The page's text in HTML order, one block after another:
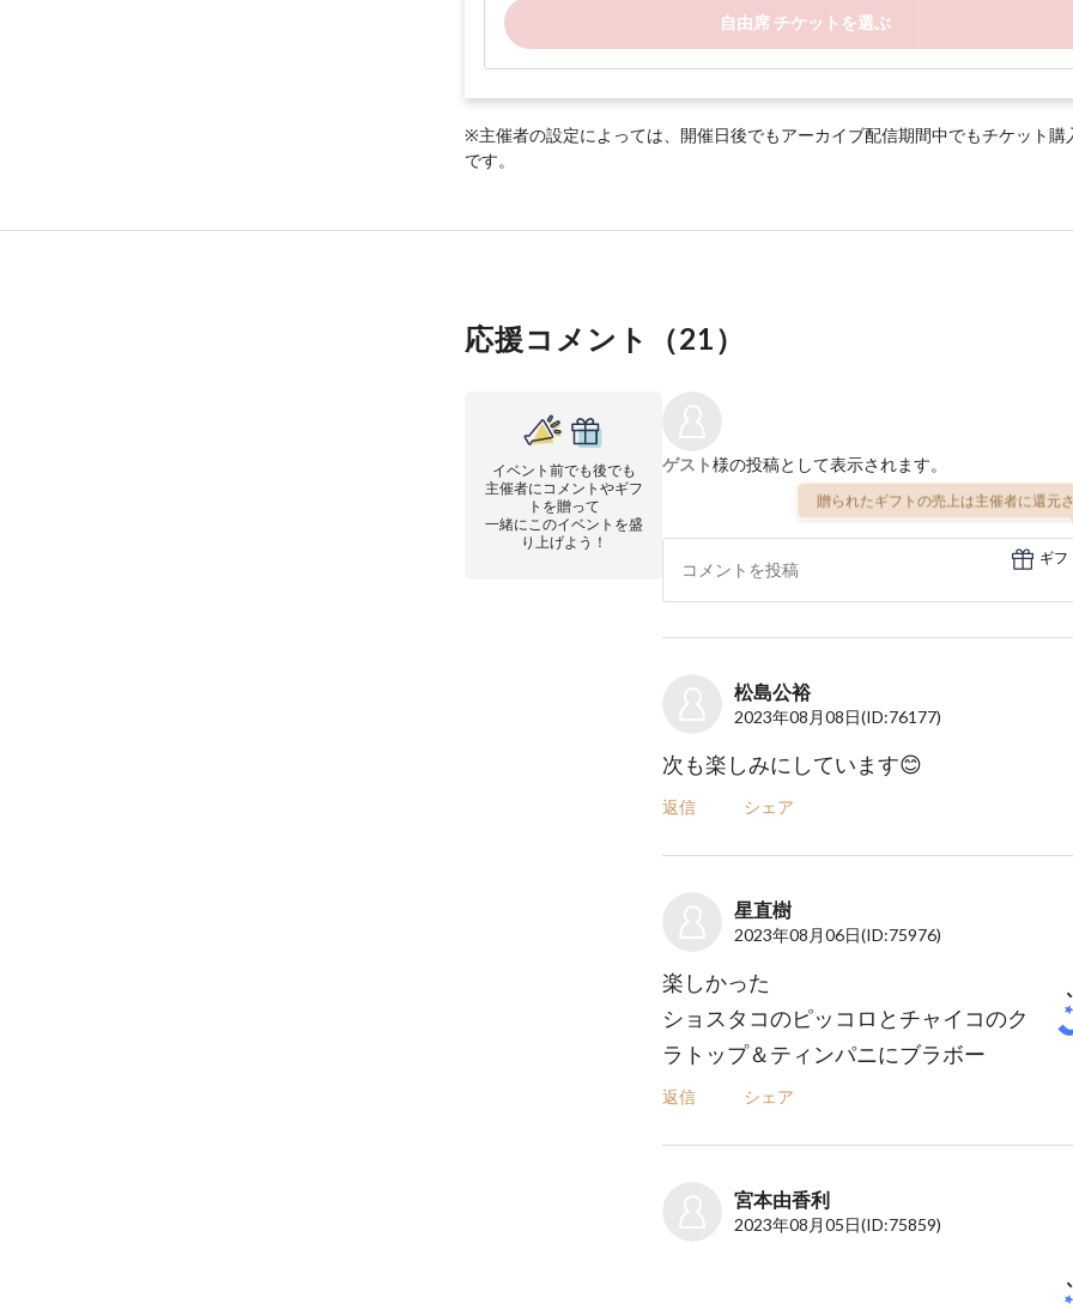
自由席 チケットを選ぶ
※主催者の設定によっては、開催日後でもアーカイブ配信期間中でもチケット購
です。
応援コメント（21）
イベント前でも後でも
主催者にコメントやギフ
トを贈って
一緒にこのイベントを盛
り上げよう！
ゲスト様の投稿として表示されます。
贈られたギフトの売上は主催者に還元
ギフ
松島公裕
2023年08月08日(ID:76177)
次も楽しみにしています😊
返信 シェア
星直樹
2023年08月06日(ID:75976)
楽しかった
ショスタコのピッコロとチャイコのク
ラトップ＆ティンパニにブラボー
返信 シェア
宮本由香利
2023年08月05日(ID:75859)